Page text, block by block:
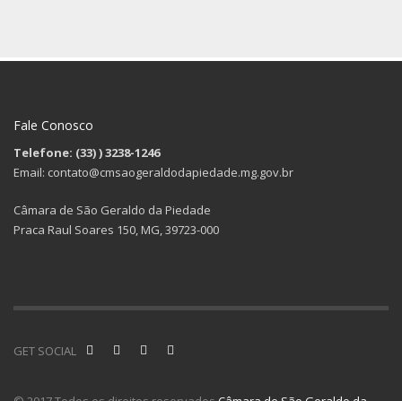
Fale Conosco
Telefone: (33)) 3238-1246
Email: contato@cmsaogeraldodapiedade.mg.gov.br
Câmara de São Geraldo da Piedade
Praca Raul Soares 150, MG, 39723-000
GET SOCIAL